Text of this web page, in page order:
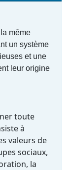
même
un système
et une
leur origine
toute
à
valeurs de
sociaux,
la